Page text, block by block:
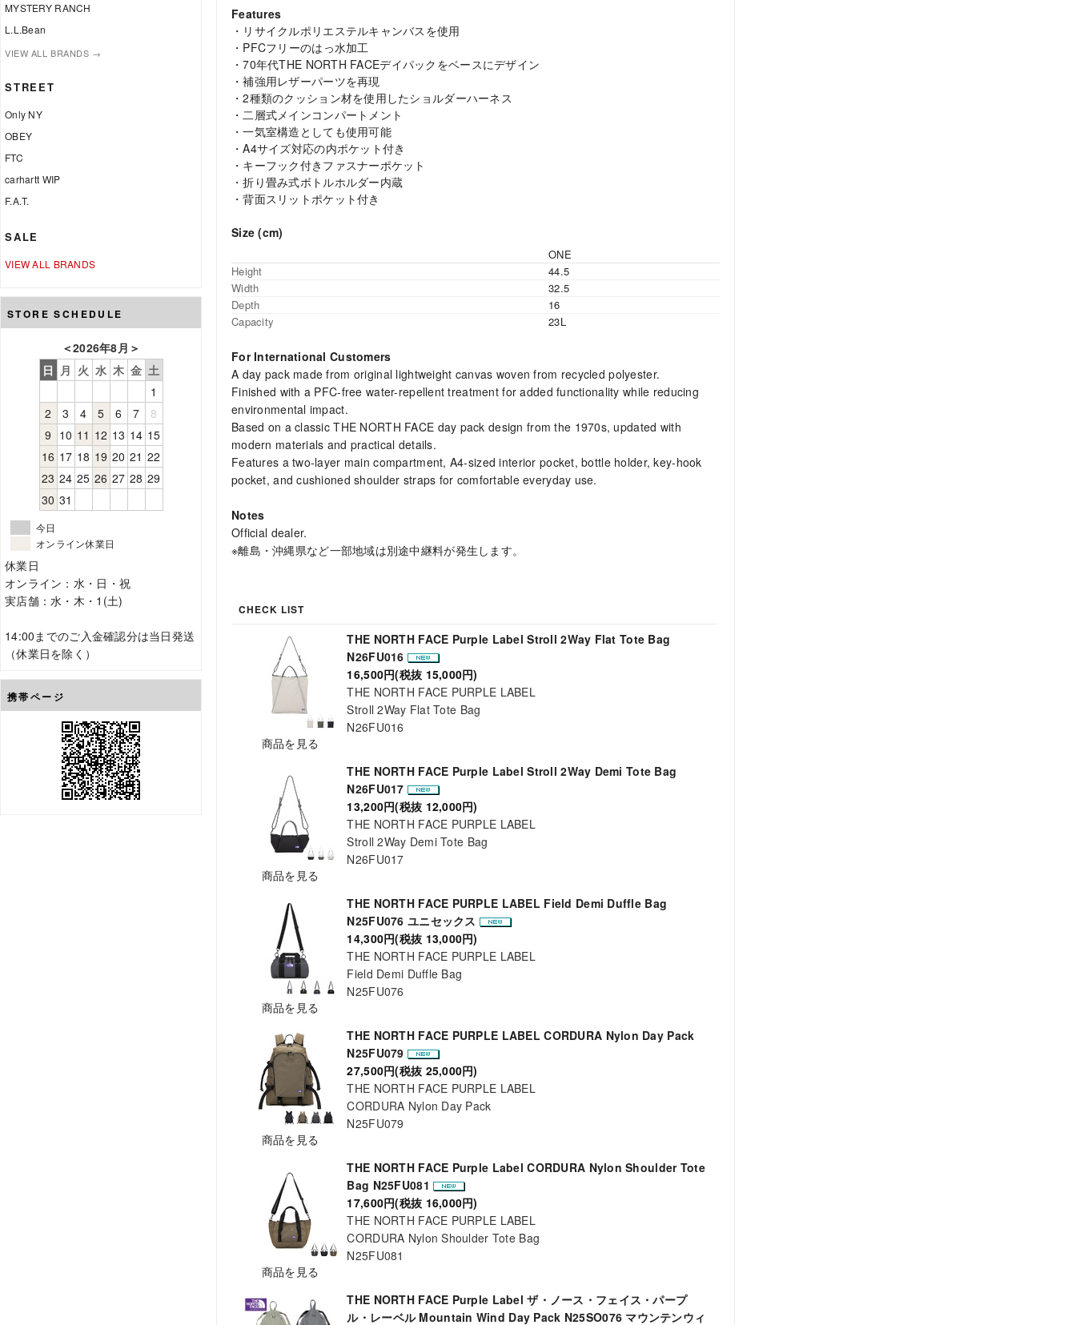
MYSTERY RANCH
L.L.Bean
VIEW ALL BRANDS →
STREET
Only NY
OBEY
FTC
carhartt WIP
F.A.T.
SALE
VIEW ALL BRANDS
STORE SCHEDULE
＜2026年8月 ＞
日 月 火 水 木 金 土
1
2
3 4 5 6 7
8
9 10 11 12 13 14 15
16 17 18 19 20 21 22
23 24 25 26 27 28 29
30 31
今日
オンライン休業日
休業日
オンライン：水・日・祝
実店舗：水・木・1(土)
14:00までのご入金確認分は当日発送
（休業日を除く）
携帯ページ
Features
・リサイクルポリエステルキャンバスを使用
・PFCフリーのはっ水加工
・70年代THE NORTH FACEデイパックをベースにデザイン
・補強用レザーパーツを再現
・2種類のクッション材を使用したショルダーハーネス
・二層式メインコンパートメント
・一気室構造としても使用可能
・A4サイズ対応の内ポケット付き
・キーフック付きファスナーポケット
・折り畳み式ボトルホルダー内蔵
・背面スリットポケット付き
Size (cm)
ONE
Height
44.5
Width
32.5
Depth
16
Capacity
23L
For International Customers
A day pack made from original lightweight canvas woven from recycled polyester.
Finished with a PFC-free water-repellent treatment for added functionality while reducing
environmental impact.
Based on a classic THE NORTH FACE day pack design from the 1970s, updated with
modern materials and practical details.
Features a two-layer main compartment, A4-sized interior pocket, bottle holder, key-hook
pocket, and cushioned shoulder straps for comfortable everyday use.
Notes
Official dealer.
※離島・沖縄県など一部地域は別途中継料が発生します。
CHECK LIST
商品を見る
THE NORTH FACE Purple Label Stroll 2Way Flat Tote Bag
N26FU016
16,500円(税抜 15,000円)
THE NORTH FACE PURPLE LABEL
Stroll 2Way Flat Tote Bag
N26FU016
商品を見る
THE NORTH FACE Purple Label Stroll 2Way Demi Tote Bag
N26FU017
13,200円(税抜 12,000円)
THE NORTH FACE PURPLE LABEL
Stroll 2Way Demi Tote Bag
N26FU017
商品を見る
THE NORTH FACE PURPLE LABEL Field Demi Duffle Bag
N25FU076 ユニセックス
14,300円(税抜 13,000円)
THE NORTH FACE PURPLE LABEL
Field Demi Duffle Bag
N25FU076
商品を見る
THE NORTH FACE PURPLE LABEL CORDURA Nylon Day Pack
N25FU079
27,500円(税抜 25,000円)
THE NORTH FACE PURPLE LABEL
CORDURA Nylon Day Pack
N25FU079
商品を見る
THE NORTH FACE Purple Label CORDURA Nylon Shoulder Tote
Bag N25FU081
17,600円(税抜 16,000円)
THE NORTH FACE PURPLE LABEL
CORDURA Nylon Shoulder Tote Bag
N25FU081
THE NORTH FACE Purple Label ザ・ノース・フェイス・パープ
ル・レーベル Mountain Wind Day Pack N25SO076 マウンテンウィ